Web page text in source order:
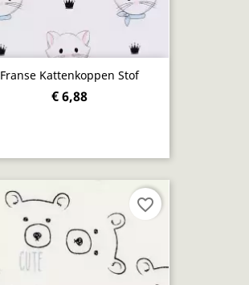
Franse Kattenkoppen Stof
€ 6,88
favorite_border